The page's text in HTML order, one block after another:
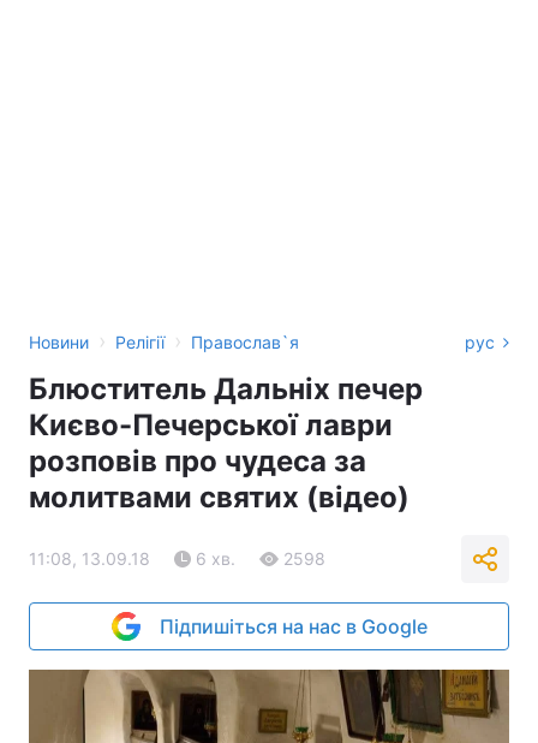
Новини › Релігії › Православ`я рус
Блюститель Дальніх печер
Києво-Печерської лаври
розповів про чудеса за
молитвами святих (відео)
11:08, 13.09.18 6 хв. 2598
Підпишіться на нас в Google